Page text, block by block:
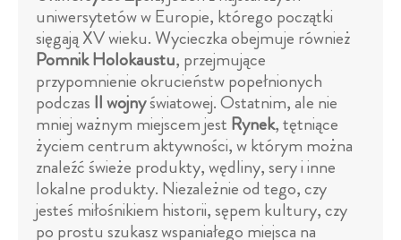
uniwersytetów w Europie, którego początki
sięgają XV wieku. Wycieczka obejmuje również
Pomnik Holokaustu, przejmujące
przypomnienie okrucieństw popełnionych
podczas II wojnyświatowej. Ostatnim, ale nie
mniej ważnym miejscem jest Rynek, tętniące
życiem centrum aktywności, w którym można
znaleźć świeże produkty, wędliny, sery i inne
lokalne produkty. Niezależnie od tego, czy
jesteś miłośnikiem historii, sępem kultury, czy
po prostu szukasz wspaniałego miejsca na